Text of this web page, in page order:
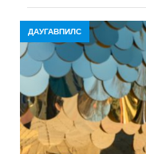
ДАУГАВПИЛС